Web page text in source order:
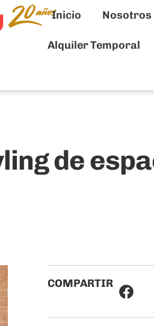
Inicio Nosotros
Alquiler Temporal
de
COMPARTIR